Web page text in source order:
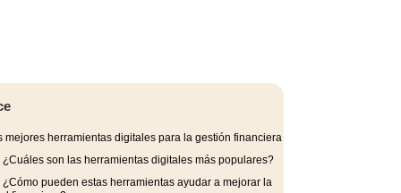
mejores herramientas digitales para la gestión financiera
¿Cuáles son las herramientas digitales más populares?
¿Cómo pueden estas herramientas ayudar a mejorar la